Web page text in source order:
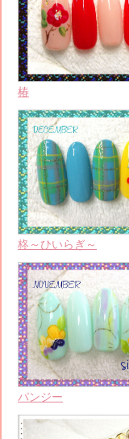
椿
柊～ひいらぎ～
パンジー